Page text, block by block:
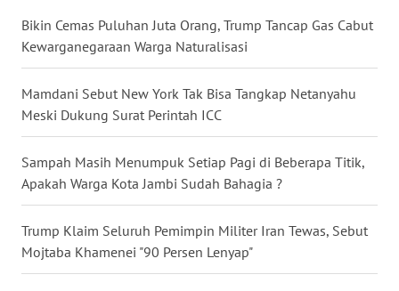
Bikin Cemas Puluhan Juta Orang, Trump Tancap Gas Cabut
Kewarganegaraan Warga Naturalisasi
Mamdani Sebut New York Tak Bisa Tangkap Netanyahu
Meski Dukung Surat Perintah ICC
Sampah Masih Menumpuk Setiap Pagi di Beberapa Titik,
Apakah Warga Kota Jambi Sudah Bahagia ?
Trump Klaim Seluruh Pemimpin Militer Iran Tewas, Sebut
Mojtaba Khamenei "90 Persen Lenyap"
WN
WN
JATENG
NUSANTARA